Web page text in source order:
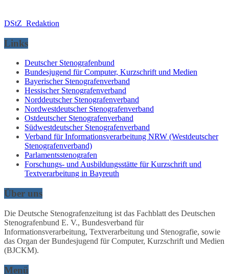
DStZ_Redaktion
Links
Deutscher Stenografenbund
Bundesjugend für Computer, Kurzschrift und Medien
Bayerischer Stenografenverband
Hessischer Stenografenverband
Norddeutscher Stenografenverband
Nordwestdeutscher Stenografenverband
Ostdeutscher Stenografenverband
Südwestdeutscher Stenografenverband
Verband für Informationsverarbeitung NRW (Westdeutscher
Stenografenverband)
Parlamentsstenografen
Forschungs- und Ausbildungsstätte für Kurzschrift und
Textverarbeitung in Bayreuth
Über uns
Die Deutsche Stenografenzeitung ist das Fachblatt des Deutschen
Stenografenbund E. V., Bundesverband für
Informationsverarbeitung, Textverarbeitung und Stenografie, sowie
das Organ der Bundesjugend für Computer, Kurzschrift und Medien
(BJCKM).
Menü